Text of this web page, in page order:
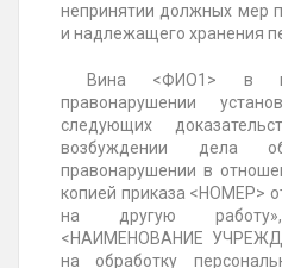
непринятии должных мер
и надлежащего хранения
Вина <ФИО1> в
правонарушении
следующих
возбуждении дела
правонарушении в
копией приказа <НОМЕР>
на другую
<НАИМЕНОВАНИЕ
на обработку